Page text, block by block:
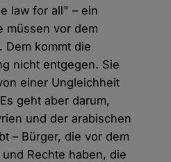
law for all" – ein
müssen vor dem
Dem kommt die
nicht entgegen. Sie
einer Ungleichheit
geht aber darum,
und der arabischen
– Bürger, die vor dem
Rechte haben, die